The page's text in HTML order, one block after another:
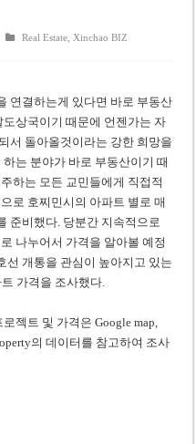
각…트럼프 ‘재고’ 촉구
추가 구속
위조약 체결…수니파 안보동맹 출범
Real Estate Xinchao BIZ
연결하는게 있다면 바로 부동산
상국이기 때문에 언젠가는 자
서 돌아올것이라는 강한 희망을
는 분야가 바로 부동산이기 때
하는 모든 교민들에게 직접적
로 호찌민시의 아파트 별로 매
준비했다. 당분간 지속적으로
나누어서 가격을 알아볼 예정
선 개통을 관심이 높아지고 있는
가격을 조사했다.
젝트 및 가격은 Google map,
의 데이터를 참고하여 조사